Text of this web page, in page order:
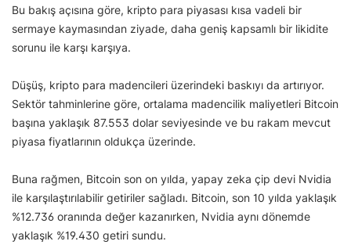
Bu bakış açısına göre, kripto para piyasası kısa vadeli bir
sermaye kaymasından ziyade, daha geniş kapsamlı bir likidite
sorunu ile karşı karşıya.
Düşüş, kripto para madencileri üzerindeki baskıyı da artırıyor.
Sektör tahminlerine göre, ortalama madencilik maliyetleri Bitcoin
başına yaklaşık 87.553 dolar seviyesinde ve bu rakam mevcut
piyasa fiyatlarının oldukça üzerinde.
Buna rağmen, Bitcoin son on yılda, yapay zeka çip devi Nvidia
ile karşılaştırılabilir getiriler sağladı. Bitcoin, son 10 yılda yaklaşık
%12.736 oranında değer kazanırken, Nvidia aynı dönemde
yaklaşık %19.430 getiri sundu.